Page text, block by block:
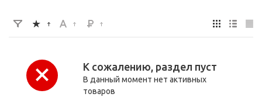
К сожалению, раздел пуст
В данный момент нет активных
товаров